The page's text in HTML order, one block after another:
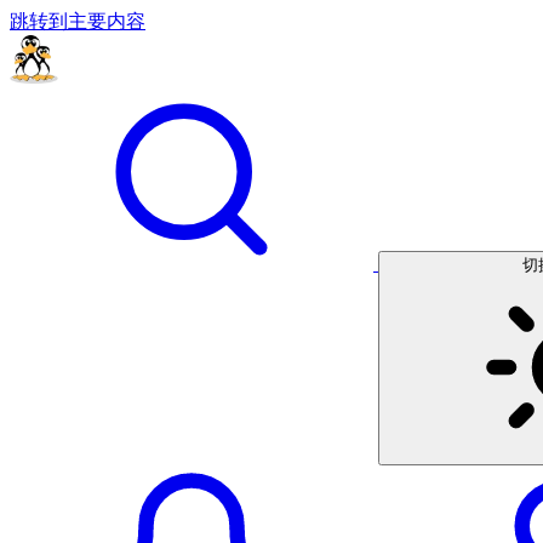
跳转到主要内容
切